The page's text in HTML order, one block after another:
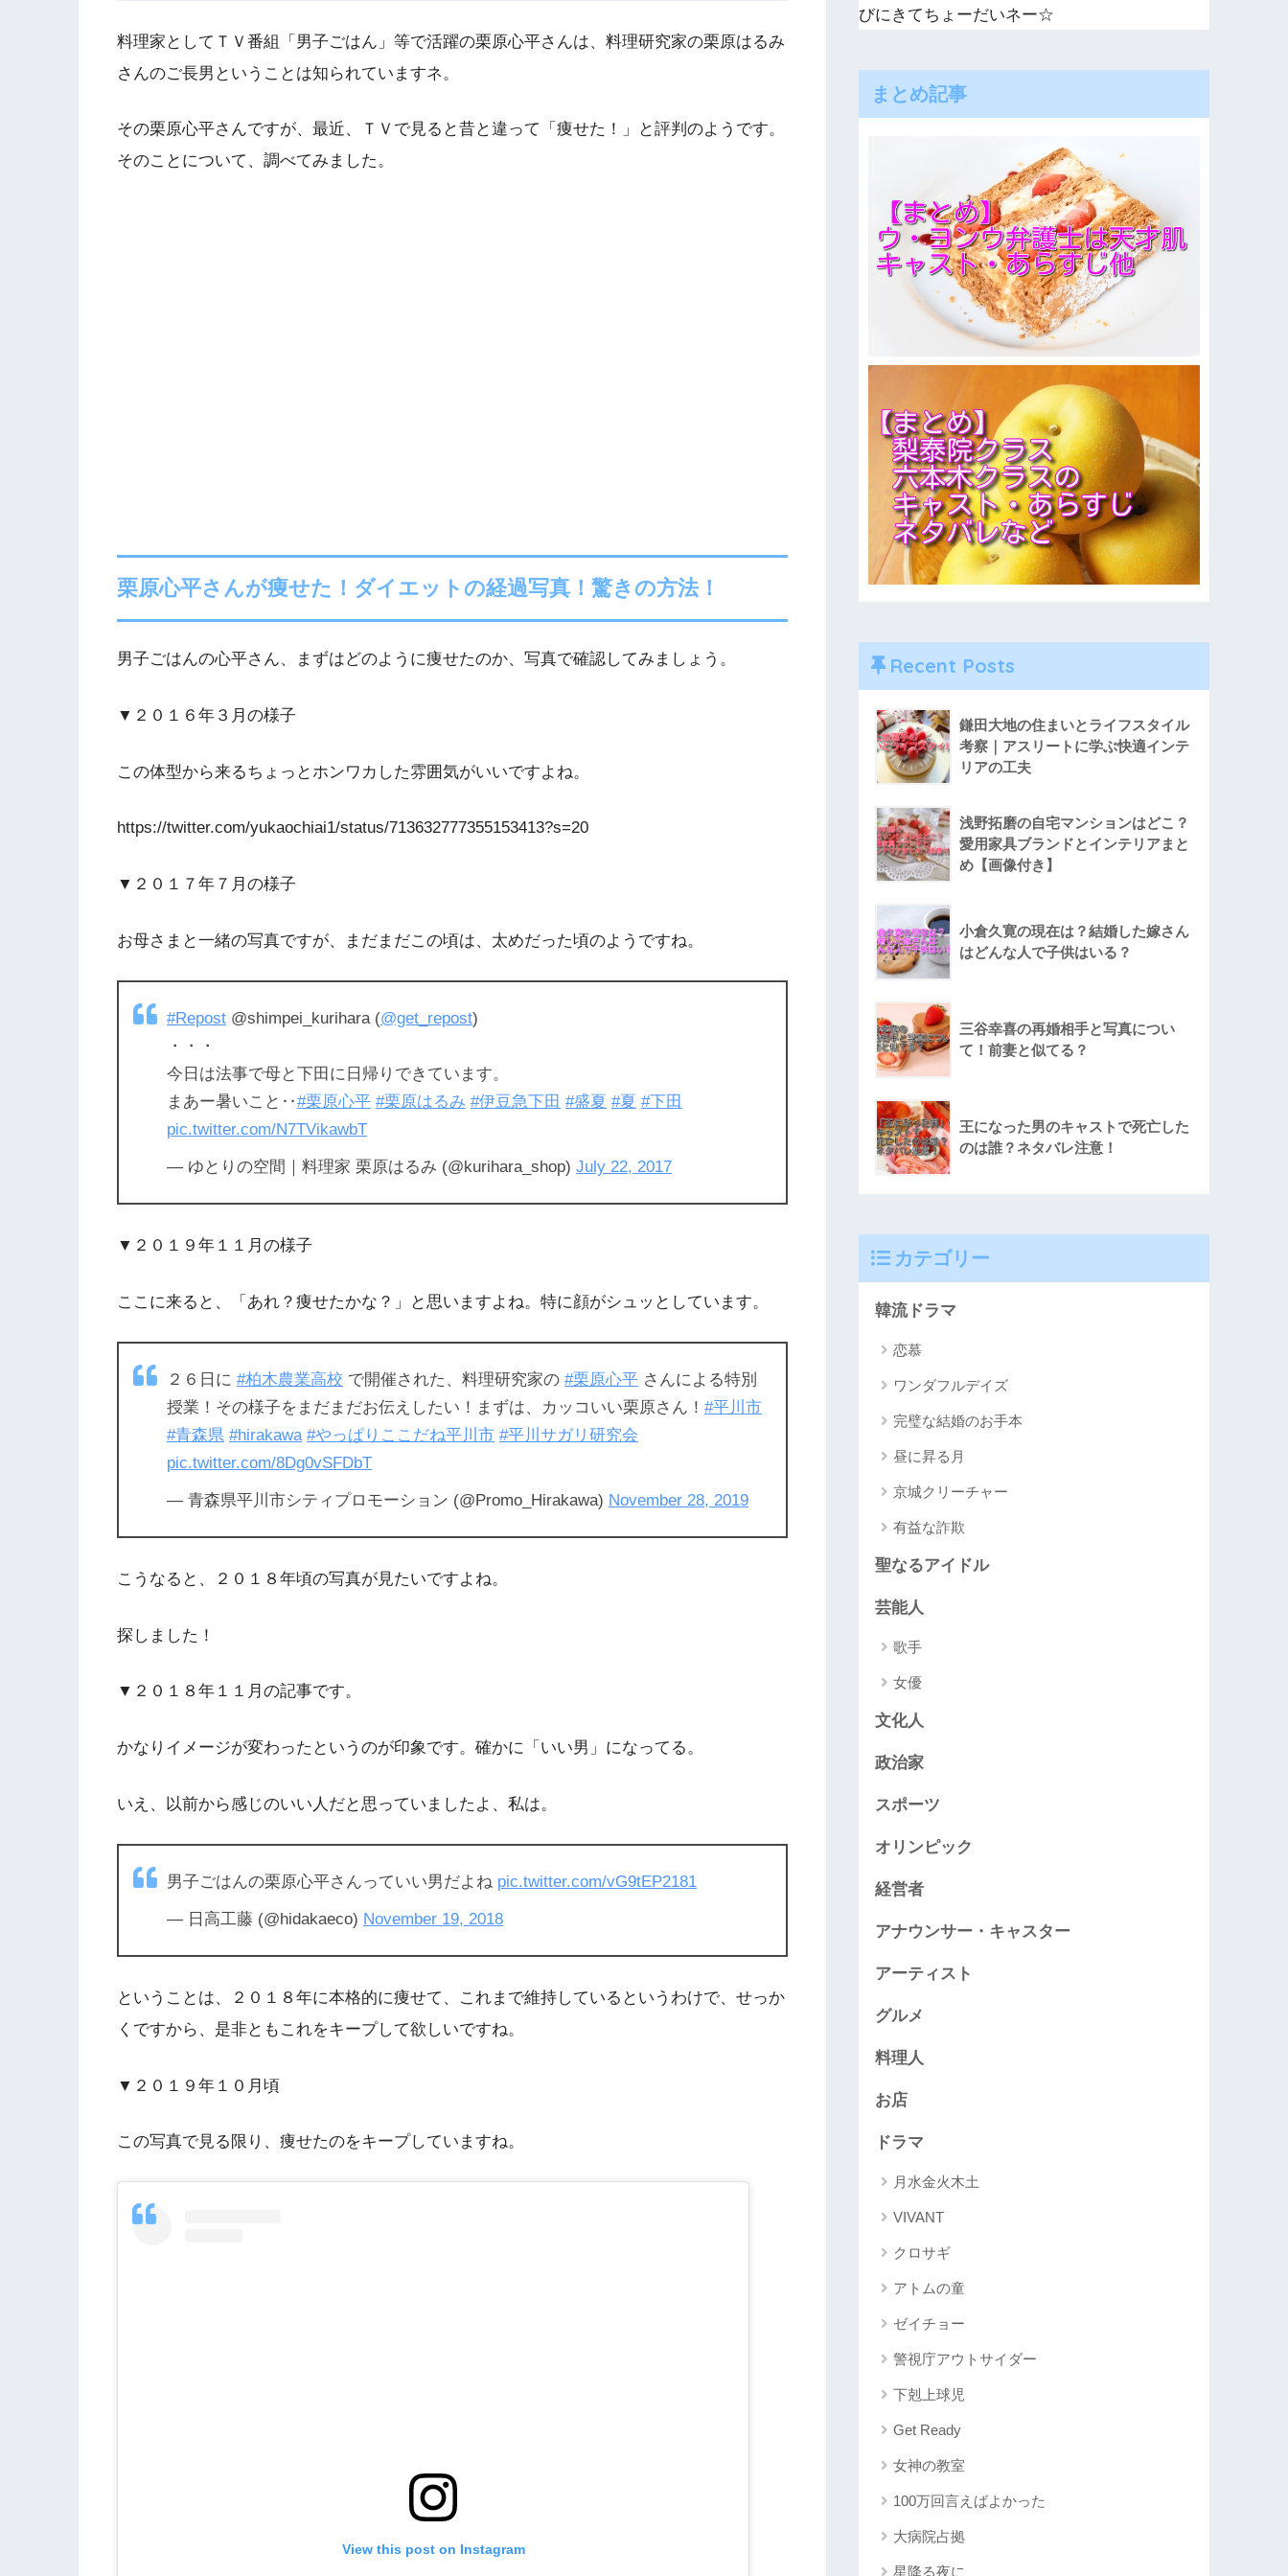
料理家としてＴＶ番組「男子ごはん」等で活躍の栗原心平さんは、料理研究家の栗原はるみ
さんのご長男ということは知られていますネ。
その栗原心平さんですが、最近、ＴＶで見ると昔と違って「痩せた！」と評判のようです。
そのことについて、調べてみました。
栗原心平さんが痩せた！ダイエットの経過写真！驚きの方法！
男子ごはんの心平さん、まずはどのように痩せたのか、写真で確認してみましょう。
▼２０１６年３月の様子
この体型から来るちょっとホンワカした雰囲気がいいですよね。
https://twitter.com/yukaochiai1/status/713632777355153413?s=20
▼２０１７年７月の様子
お母さまと一緒の写真ですが、まだまだこの頃は、太めだった頃のようですね。
#Repost @shimpei_kurihara (@get_repost)
・・・
今日は法事で母と下田に日帰りできています。
まあー暑いこと‥#栗原心平 #栗原はるみ #伊豆急下田 #盛夏 #夏 #下田
pic.twitter.com/N7TVikawbT
— ゆとりの空間｜料理家 栗原はるみ (@kurihara_shop) July 22, 2017
▼２０１９年１１月の様子
ここに来ると、「あれ？痩せたかな？」と思いますよね。特に顔がシュッとしています。
２６日に #柏木農業高校 で開催された、料理研究家の #栗原心平 さんによる特別
授業！その様子をまだまだお伝えしたい！まずは、カッコいい栗原さん！ #平川市
#青森県 #hirakawa #やっぱりここだね平川市 #平川サガリ研究会
pic.twitter.com/8Dg0vSFDbT
— 青森県平川市シティプロモーション (@Promo_Hirakawa) November 28, 2019
こうなると、２０１８年頃の写真が見たいですよね。
探しました！
▼２０１８年１１月の記事です。
かなりイメージが変わったというのが印象です。確かに「いい男」になってる。
いえ、以前から感じのいい人だと思っていましたよ、私は。
男子ごはんの栗原心平さんっていい男だよね pic.twitter.com/vG9tEP2181
— 日高工藤 (@hidakaeco) November 19, 2018
ということは、２０１８年に本格的に痩せて、これまで維持しているというわけで、せっか
くですから、是非ともこれをキープして欲しいですね。
▼２０１９年１０月頃
この写真で見る限り、痩せたのをキープしていますね。
View this post on Instagram
びにきてちょーだいネー☆
まとめ記事
Recent Posts
鎌田大地の住まいとライフスタイル
考察｜アスリートに学ぶ快適インテ
リアの工夫
浅野拓磨の自宅マンションはどこ？
愛用家具ブランドとインテリアまと
め【画像付き】
小倉久寛の現在は？結婚した嫁さん
はどんな人で子供はいる？
三谷幸喜の再婚相手と写真につい
て！前妻と似てる？
王になった男のキャストで死亡した
のは誰？ネタバレ注意！
カテゴリー
韓流ドラマ
恋慕
ワンダフルデイズ
完璧な結婚のお手本
昼に昇る月
京城クリーチャー
有益な詐欺
聖なるアイドル
芸能人
歌手
女優
文化人
政治家
スポーツ
オリンピック
経営者
アナウンサー・キャスター
アーティスト
グルメ
料理人
お店
ドラマ
月水金火木土
VIVANT
クロサギ
アトムの童
ゼイチョー
警視庁アウトサイダー
下剋上球児
Get Ready
女神の教室
100万回言えばよかった
大病院占拠
星降る夜に